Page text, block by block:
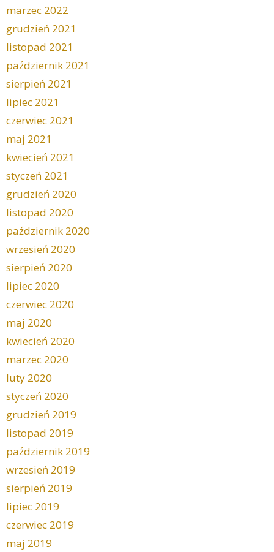
marzec 2022
grudzień 2021
listopad 2021
październik 2021
sierpień 2021
lipiec 2021
czerwiec 2021
maj 2021
kwiecień 2021
styczeń 2021
grudzień 2020
listopad 2020
październik 2020
wrzesień 2020
sierpień 2020
lipiec 2020
czerwiec 2020
maj 2020
kwiecień 2020
marzec 2020
luty 2020
styczeń 2020
grudzień 2019
listopad 2019
październik 2019
wrzesień 2019
sierpień 2019
lipiec 2019
czerwiec 2019
maj 2019